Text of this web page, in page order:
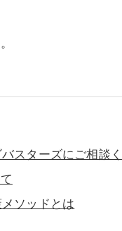
スターズにご相談
ソッドとは